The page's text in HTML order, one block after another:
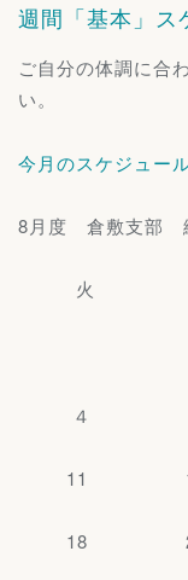
週間「基本」ス
ご自分の体調に合
い。
今月のスケジュー
8月度 倉敷支部
火
４
11
18